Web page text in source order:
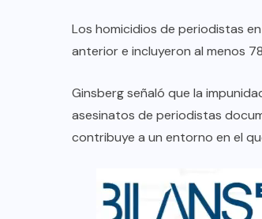
Los homicidios de periodistas
anterior e incluyeron al menos
Ginsberg señaló que la
asesinatos de periodistas
contribuye a un entorno en el